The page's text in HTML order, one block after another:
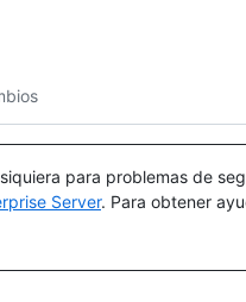
para problemas de
Server. Para obtener